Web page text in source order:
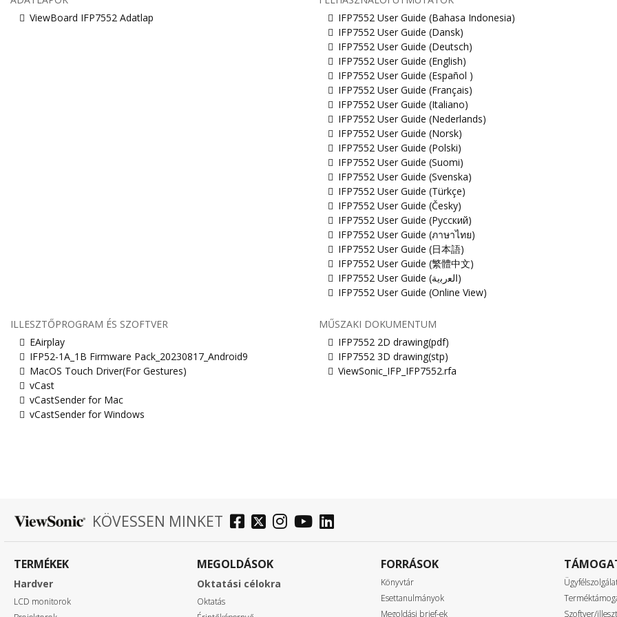
ViewBoard IFP7552 Adatlap
IFP7552 User Guide (Bahasa Indonesia)
IFP7552 User Guide (Dansk)
IFP7552 User Guide (Deutsch)
IFP7552 User Guide (English)
IFP7552 User Guide (Español )
IFP7552 User Guide (Français)
IFP7552 User Guide (Italiano)
IFP7552 User Guide (Nederlands)
IFP7552 User Guide (Norsk)
IFP7552 User Guide (Polski)
IFP7552 User Guide (Suomi)
IFP7552 User Guide (Svenska)
IFP7552 User Guide (Türkçe)
IFP7552 User Guide (Česky)
IFP7552 User Guide (Русский)
IFP7552 User Guide (ภาษาไทย)
IFP7552 User Guide (日本語)
IFP7552 User Guide (繁體中文)
IFP7552 User Guide (ﺍﻟﻌﺭﺑﻳﺔ)
IFP7552 User Guide (Online View)
ILLESZTŐPROGRAM ÉS SZOFTVER
EAirplay
IFP52-1A_1B Firmware Pack_20230817_Android9
MacOS Touch Driver(For Gestures)
vCast
vCastSender for Mac
vCastSender for Windows
MŰSZAKI DOKUMENTUM
IFP7552 2D drawing(pdf)
IFP7552 3D drawing(stp)
ViewSonic_IFP_IFP7552.rfa
KÖVESSEN MINKET
TERMÉKEK
Hardver
LCD monitorok
MEGOLDÁSOK
Oktatási célokra
Oktatás
FORRÁSOK
Könyvtár
Esettanulmányok
Megoldási brief-ek
Szoftver/